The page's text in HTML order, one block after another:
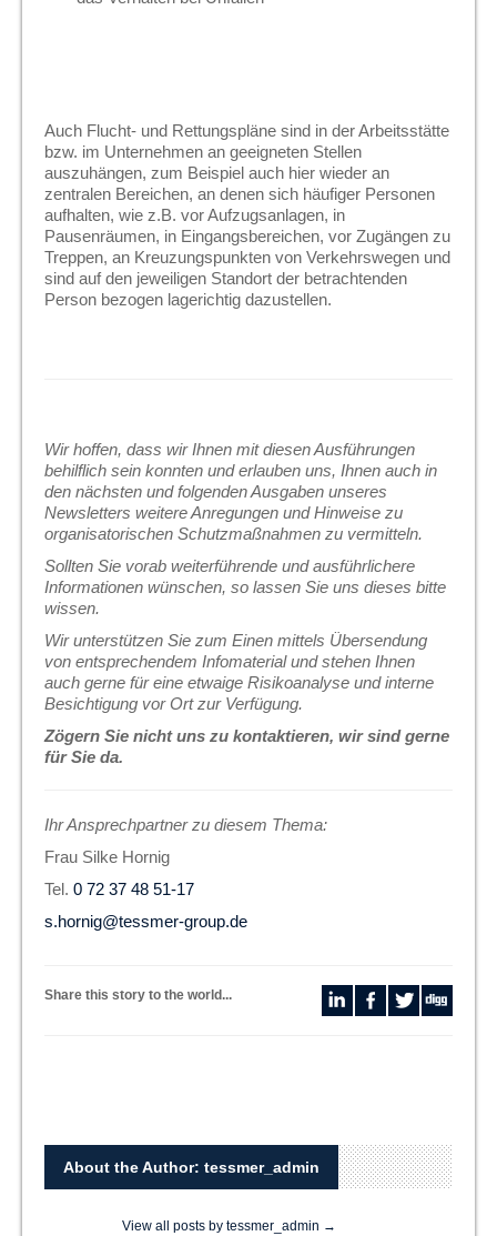
Auch Flucht- und Rettungspläne sind in der Arbeitsstätte
bzw. im Unternehmen an geeigneten Stellen
auszuhängen, zum Beispiel auch hier wieder an
zentralen Bereichen, an denen sich häufiger Personen
aufhalten, wie z.B. vor Aufzugsanlagen, in
Pausenräumen, in Eingangsbereichen, vor Zugängen zu
Treppen, an Kreuzungspunkten von Verkehrswegen und
sind auf den jeweiligen Standort der betrachtenden
Person bezogen lagerichtig dazustellen.
Wir hoffen, dass wir Ihnen mit diesen Ausführungen
behilflich sein konnten und erlauben uns, Ihnen auch in
den nächsten und folgenden Ausgaben unseres
Newsletters weitere Anregungen und Hinweise zu
organisatorischen Schutzmaßnahmen zu vermitteln.
Sollten Sie vorab weiterführende und ausführlichere
Informationen wünschen, so lassen Sie uns dieses bitte
wissen.
Wir unterstützen Sie zum Einen mittels Übersendung
von entsprechendem Infomaterial und stehen Ihnen
auch gerne für eine etwaige Risikoanalyse und interne
Besichtigung vor Ort zur Verfügung.
Zögern Sie nicht uns zu kontaktieren, wir sind gerne
für Sie da.
Ihr Ansprechpartner zu diesem Thema:
Frau Silke Hornig
Tel. 0 72 37 48 51-17
s.hornig@tessmer-group.de
Share this story to the world...
About the Author: tessmer_admin
View all posts by tessmer_admin →